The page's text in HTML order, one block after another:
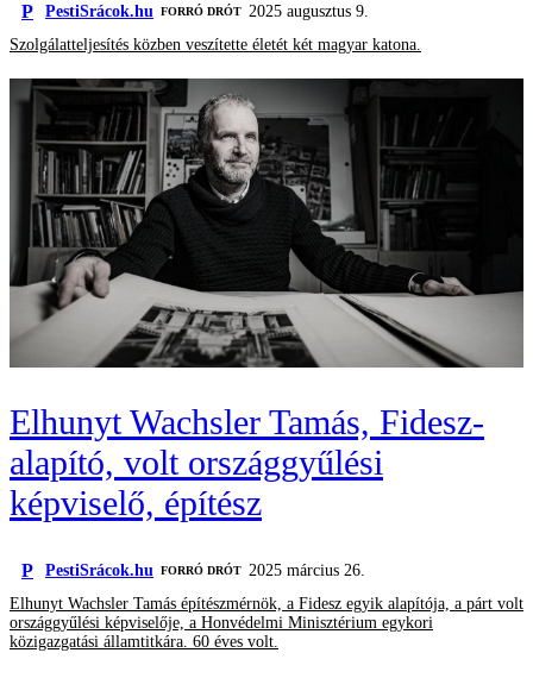
P PestiSrácok.hu FORRÓ DRÓT 2025 augusztus 9.
Szolgálatteljesítés közben veszítette életét két magyar katona.
Elhunyt Wachsler Tamás, Fidesz-
alapító, volt országgyűlési
képviselő, építész
P PestiSrácok.hu FORRÓ DRÓT 2025 március 26.
Elhunyt Wachsler Tamás építészmérnök, a Fidesz egyik alapítója, a párt volt
országgyűlési képviselője, a Honvédelmi Minisztérium egykori
közigazgatási államtitkára. 60 éves volt.